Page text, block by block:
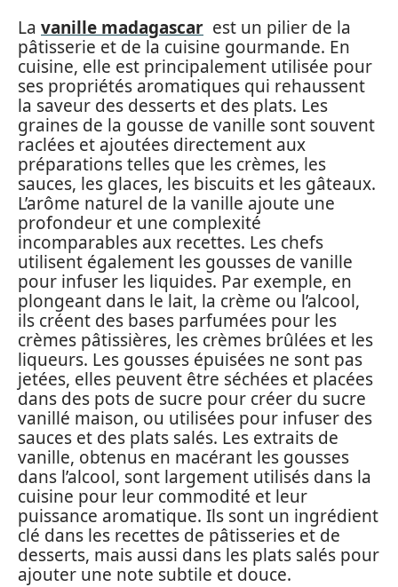
La vanille madagascar est un pilier de la
pâtisserie et de la cuisine gourmande. En
cuisine, elle est principalement utilisée pour
ses propriétés aromatiques qui rehaussent
la saveur des desserts et des plats. Les
graines de la gousse de vanille sont souvent
raclées et ajoutées directement aux
préparations telles que les crèmes, les
sauces, les glaces, les biscuits et les gâteaux.
L’arôme naturel de la vanille ajoute une
profondeur et une complexité
incomparables aux recettes. Les chefs
utilisent également les gousses de vanille
pour infuser les liquides. Par exemple, en
plongeant dans le lait, la crème ou l’alcool,
ils créent des bases parfumées pour les
crèmes pâtissières, les crèmes brûlées et les
liqueurs. Les gousses épuisées ne sont pas
jetées, elles peuvent être séchées et placées
dans des pots de sucre pour créer du sucre
vanillé maison, ou utilisées pour infuser des
sauces et des plats salés. Les extraits de
vanille, obtenus en macérant les gousses
dans l’alcool, sont largement utilisés dans la
cuisine pour leur commodité et leur
puissance aromatique. Ils sont un ingrédient
clé dans les recettes de pâtisseries et de
desserts, mais aussi dans les plats salés pour
ajouter une note subtile et douce.